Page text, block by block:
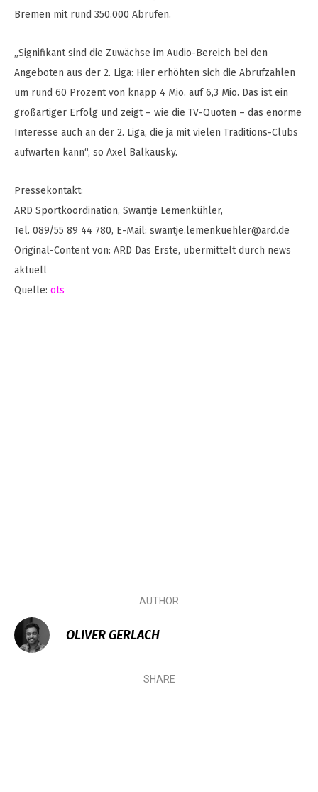
Bremen mit rund 350.000 Abrufen.
„Signifikant sind die Zuwächse im Audio-Bereich bei den
Angeboten aus der 2. Liga: Hier erhöhten sich die Abrufzahlen
um rund 60 Prozent von knapp 4 Mio. auf 6,3 Mio. Das ist ein
großartiger Erfolg und zeigt – wie die TV-Quoten – das enorme
Interesse auch an der 2. Liga, die ja mit vielen Traditions-Clubs
aufwarten kann“, so Axel Balkausky.
Pressekontakt:
ARD Sportkoordination, Swantje Lemenkühler,
Tel. 089/55 89 44 780, E-Mail: swantje.lemenkuehler@ard.de
Original-Content von: ARD Das Erste, übermittelt durch news
aktuell
Quelle: ots
AUTHOR
OLIVER GERLACH
SHARE